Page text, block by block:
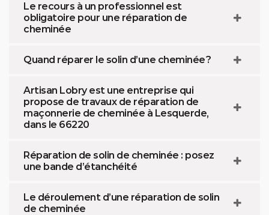
Le recours à un professionnel est
obligatoire pour une réparation de
cheminée
Quand réparer le solin d’une cheminée ?
Artisan Lobry est une entreprise qui
propose de travaux de réparation de
maçonnerie de cheminée à Lesquerde,
dans le 66220
Réparation de solin de cheminée : posez
une bande d’étanchéité
Le déroulement d’une réparation de solin
de cheminée